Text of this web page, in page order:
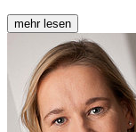
mehr lesen